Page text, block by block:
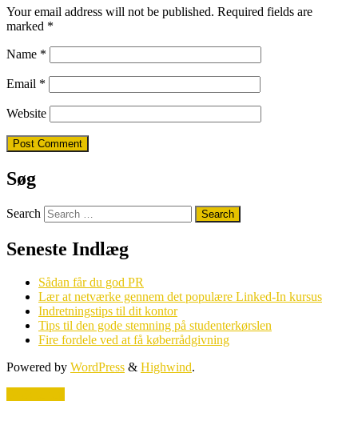
Your email address will not be published. Required fields are
marked *
Name *
Email *
Website
Søg
Search
Seneste Indlæg
Sådan får du god PR
Lær at netværke gennem det populære Linked-In kursus
Indretningstips til dit kontor
Tips til den gode stemning på studenterkørslen
Fire fordele ved at få køberrådgivning
Powered by WordPress & Highwind.